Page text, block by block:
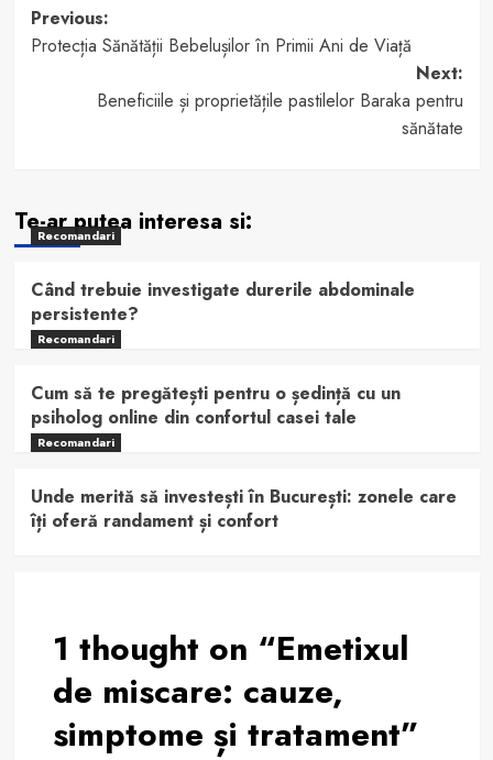
Post
navigation
Previous:
Protecția Sănătății Bebelușilor în Primii Ani de Viață
Next:
Beneficiile și proprietățile pastilelor Baraka pentru
sănătate
Te-ar putea interesa si:
Recomandari
Când trebuie investigate durerile abdominale
persistente?
Recomandari
Cum să te pregătești pentru o ședință cu un
psiholog online din confortul casei tale
Recomandari
Unde merită să investești în București: zonele care
îți oferă randament și confort
1 thought on “Emetixul
de miscare: cauze,
simptome și tratament”